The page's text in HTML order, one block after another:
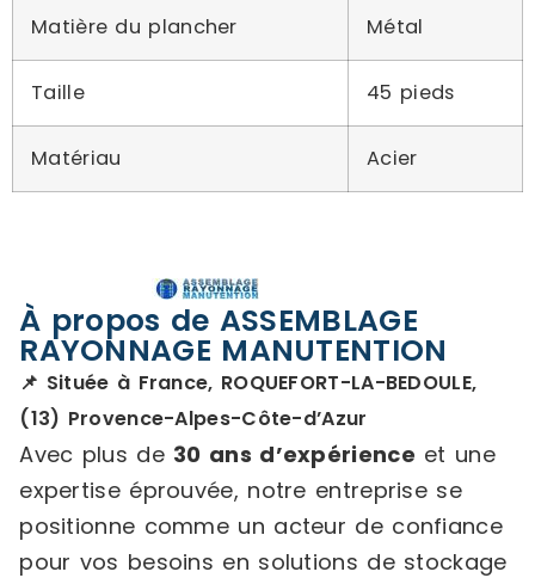
Matière du plancher Métal
Taille 45 pieds
Matériau Acier
À propos de ASSEMBLAGE
RAYONNAGE MANUTENTION
📌 Située à France, ROQUEFORT-LA-BEDOULE,
(13) Provence-Alpes-Côte-d’Azur
Avec plus de 30 ans d’expérience et une
expertise éprouvée, notre entreprise se
positionne comme un acteur de confiance
pour vos besoins en solutions de stockage